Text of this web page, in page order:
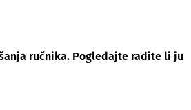
ručnika. Pogledajte radite li ju